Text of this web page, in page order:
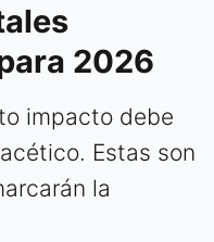
2026
impacto debe
Estas son
la